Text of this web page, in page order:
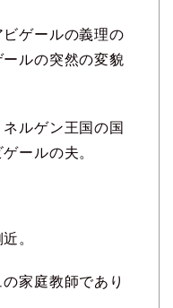
ゲールの義理の
ルの突然の変貌
ルゲン王国の国
ールの夫。
。
家庭教師であり